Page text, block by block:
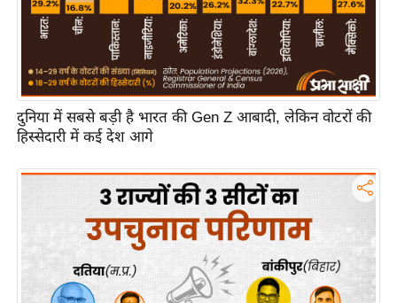
क्रि
P
L
2
0
2
क्रा
इ
म
दुनिया में सबसे बड़ी है भारत की Gen Z आबादी, लेकिन वोटरों की
हिस्सेदारी में कई देश आगे